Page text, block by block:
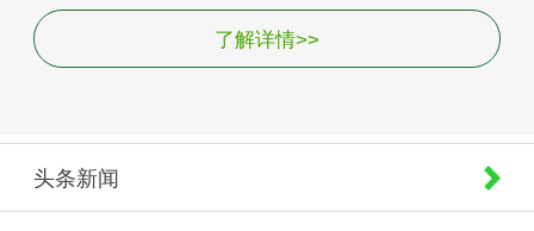
了解详情>>
头条新闻